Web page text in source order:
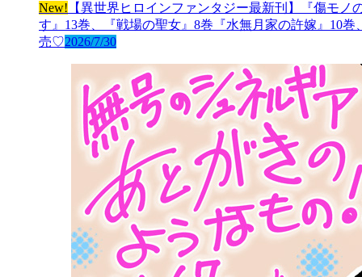
New! 【異世界ヒロインファンタジー最新刊】『傷モ
す』13巻、『戦場の聖女』8巻『水無月家の許嫁』10
売♡2026/7/30